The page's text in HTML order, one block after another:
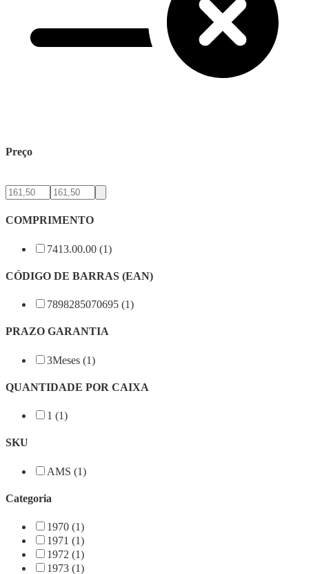
Preço
COMPRIMENTO
7413.00.00 (1)
CÓDIGO DE BARRAS (EAN)
7898285070695 (1)
PRAZO GARANTIA
3Meses (1)
QUANTIDADE POR CAIXA
1 (1)
SKU
AMS (1)
Categoria
1970 (1)
1971 (1)
1972 (1)
1973 (1)